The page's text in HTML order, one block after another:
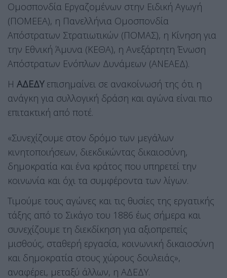
Ομοσπονδία Εργαζομένων στην Ειδική Αγωγή
(ΠΟΜΕΕΑ), η Πανελλήνια Ομοσπονδία
Απόστρατων Στρατιωτικών (ΠΟΜΑΣ), η Κίνηση για
την Εθνική Άμυνα (ΚΕΘΑ), η Ανεξάρτητη Ένωση
Απόστρατων Ενόπλων Δυνάμεων (ΑΝΕΑΕΔ).
Η ΑΔΕΔΥεπισημαίνει σε ανακοίνωσή της ότι η
ανάγκη για συλλογική δράση και αγώνα είναι πιο
επιτακτική από ποτέ.
«Συνεχίζουμε στον δρόμο των μεγάλων
κινητοποιήσεων, διεκδικώντας δικαιοσύνη,
δημοκρατία και ένα κράτος που υπηρετεί την
κοινωνία και όχι τα συμφέροντα των λίγων.
Τιμούμε τους αγώνες και τις θυσίες της εργατικής
τάξης από το Σικάγο του 1886 έως σήμερα και
συνεχίζουμε τη διεκδίκηση για αξιοπρεπείς
μισθούς, σταθερή εργασία, κοινωνική δικαιοσύνη
και δημοκρατία στους χώρους δουλειάς»,
αναφέρει, μεταξύ άλλων, η ΑΔΕΔΥ.